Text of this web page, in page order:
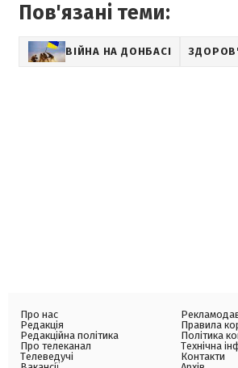
Пов'язані теми:
ВІЙНА НА ДОНБАСІ
Про нас
Редакція
Редакційна політика
Про телеканал
Телеведучі
Правила
Політика
Технічна
Контакти